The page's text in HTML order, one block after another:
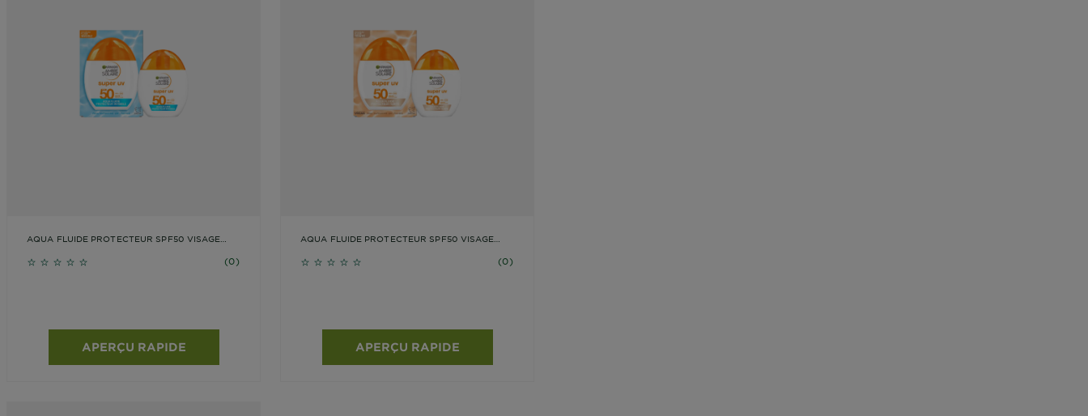
AQUA FLUIDE PROTECTEUR SPF50 VISAGE
No reviews (0)
APERÇU RAPIDE
AQUA FLUIDE PROTECTEUR SPF50 VISAGE
No reviews (0)
APERÇU RAPIDE